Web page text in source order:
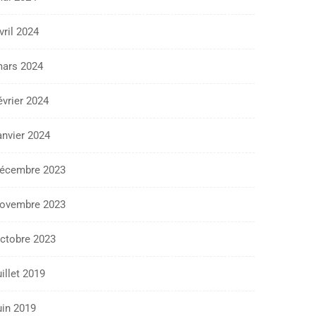
2024
2024
2024
2024
2023
2023
2023
2019
2019